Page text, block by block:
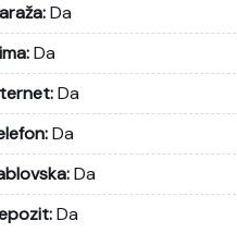
Da
Da
Da
Da
Da
Da